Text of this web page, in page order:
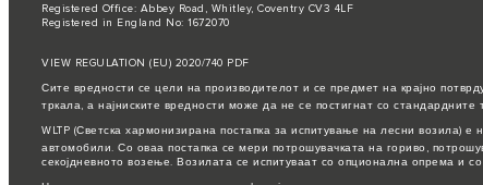
Registered Office: Abbey Road, Whitley, Coventry CV3 4LF
Registered in England No: 1672070
VIEW REGULATION (EU) 2020/740 PDF
Сите вредности се цели на производителот и се предмет на крајно
тркала, а најниските вредности може да не се постигнат со стандардните
WLTP (Светска хармонизирана постапка за испитување на лесни возила)
автомобили. Со оваа постапка се мери потрошувачката на гориво,
секојдневното возење. Возилата се испитуваат со опционална опрема и